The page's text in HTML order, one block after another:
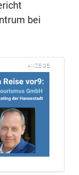
bei
ANZEIGE